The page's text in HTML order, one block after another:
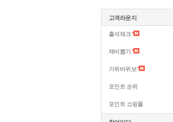
고객라운지
출석체크
제비뽑기
가위바위보
포인트 순위
포인트 쇼핑몰